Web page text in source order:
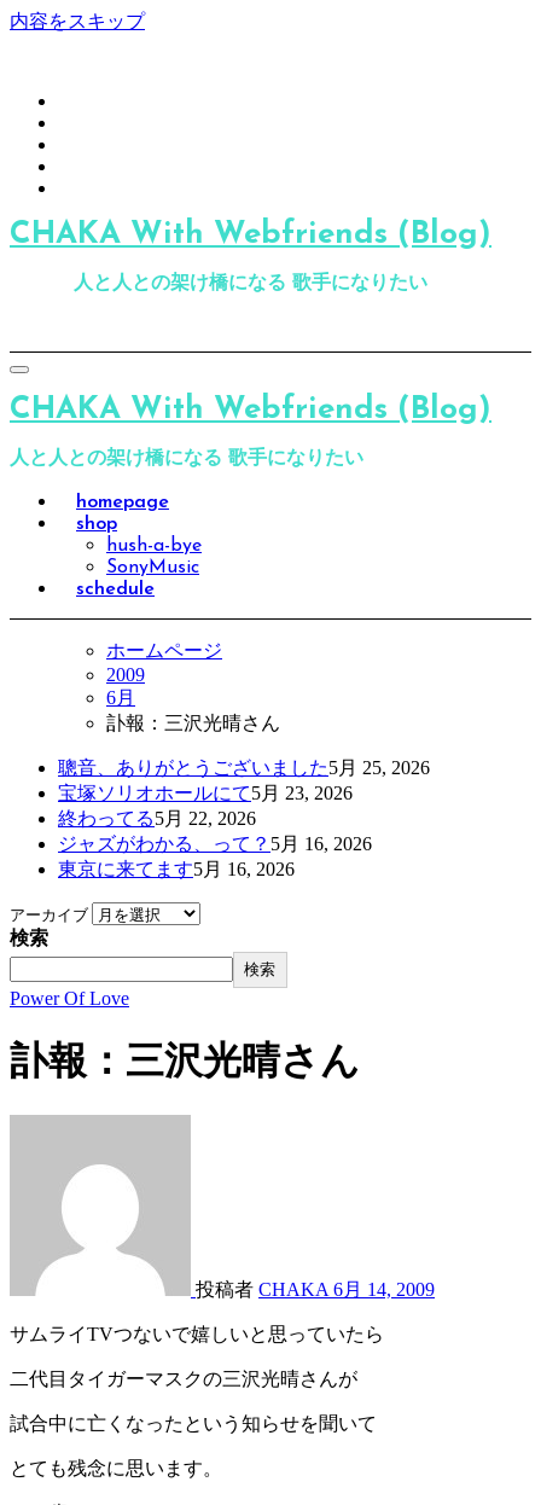
内容をスキップ
CHAKA With Webfriends (Blog)
人と人との架け橋になる 歌手になりたい
CHAKA With Webfriends (Blog)
人と人との架け橋になる 歌手になりたい
homepage
shop
hush-a-bye
SonyMusic
schedule
ホームページ
2009
6月
訃報：三沢光晴さん
聰音、ありがとうございました5月 25, 2026
宝塚ソリオホールにて5月 23, 2026
終わってる5月 22, 2026
ジャズがわかる、って？ 5月 16, 2026
東京に来てます5月 16, 2026
アーカイブ
検索
検索
Power Of Love
訃報：三沢光晴さん
投稿者 CHAKA 6月 14, 2009
サムライTVつないで嬉しいと思っていたら
二代目タイガーマスクの三沢光晴さんが
試合中に亡くなったという知らせを聞いて
とても残念に思います。